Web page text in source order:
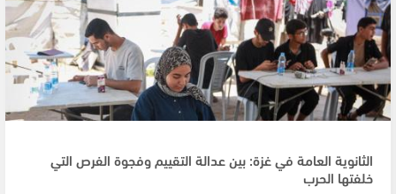
الثانوية العامة في غزة: بين عدالة التقييم وفجوة الفرص التي
خلفتها الحرب